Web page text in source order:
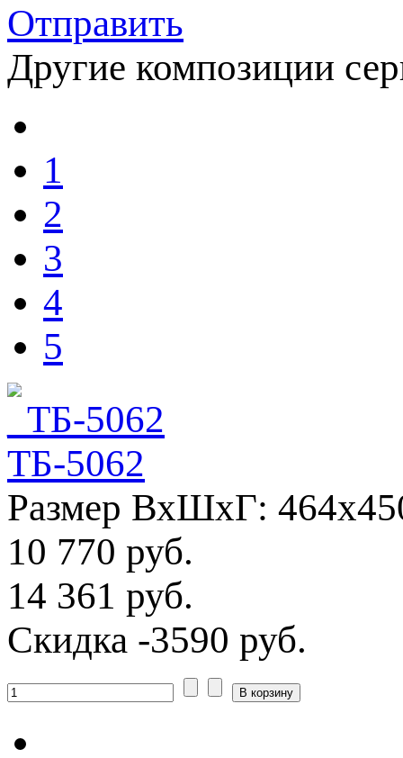
Отправить
Другие композиции
1
2
3
4
5
ТБ-5062
Размер ВхШхГ:
10 770 руб.
14 361 руб.
Скидка -3590 руб.